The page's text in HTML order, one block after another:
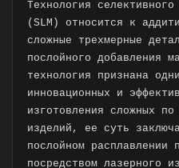
Технология
(SLM) относится к
сложные трехмерные
послойного добавления
технология признана
инновационных и
изготовления сложных
изделий, ее суть
послойном расплавлении
посредством лазерного